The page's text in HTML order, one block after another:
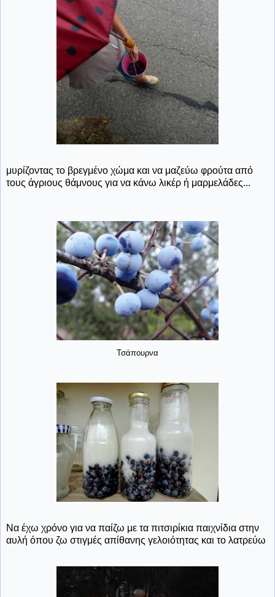
μυρίζοντας το βρεγμένο χώμα και να μαζεύω φρούτα από
τους άγριους θάμνους για να κάνω λικέρ ή μαρμελάδες...
Τσάπουρνα
Να έχω χρόνο για να παίζω με τα πιτσιρίκια παιχνίδια στην
αυλή όπου ζω στιγμές απίθανης γελοιότητας και το λατρεύω